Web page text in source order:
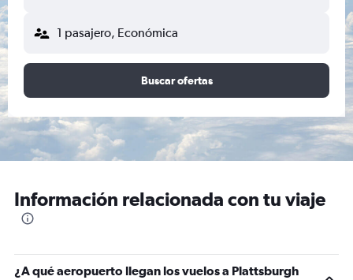
1 pasajero, Económica
Buscar ofertas
Información relacionada con tu viaje
¿A qué aeropuerto llegan los vuelos a Plattsburgh